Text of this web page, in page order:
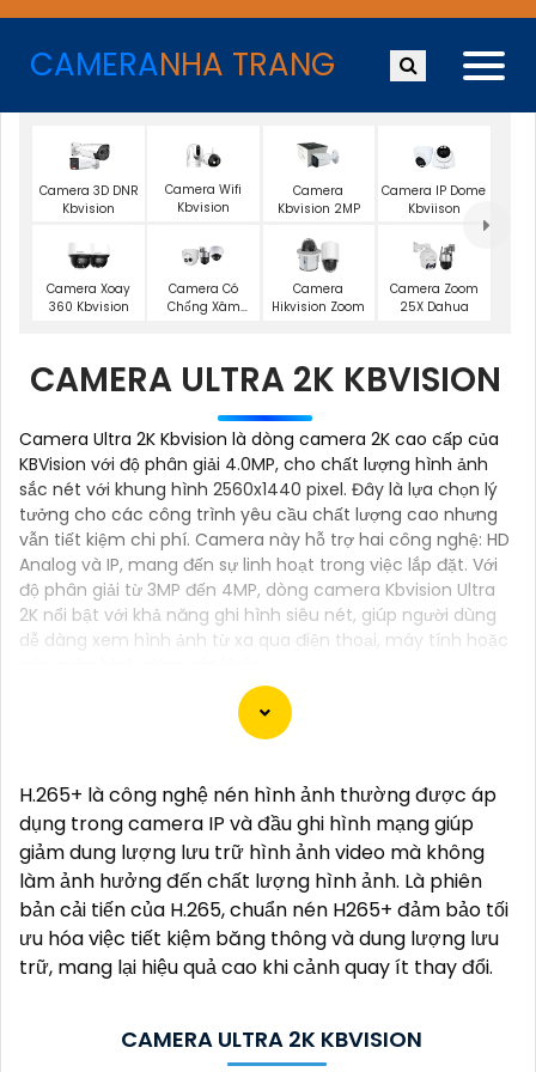
CAMERANHA TRANG
Camera 3D DNR
Kbvision
Camera Wifi
Kbvision
Camera
Kbvision 2MP
Camera IP Dome
Kbviison
Camera Xoay
360 Kbvision
Camera Có
Chống Xâm
Camera
Hikvision Zoom
Camera Zoom
25X Dahua
CAMERA ULTRA 2K KBVISION
Camera Ultra 2K Kbvision là dòng camera 2K cao cấp của
KBVision với độ phân giải 4.0MP, cho chất lượng hình ảnh
sắc nét với khung hình 2560x1440 pixel. Đây là lựa chọn lý
tưởng cho các công trình yêu cầu chất lượng cao nhưng
vẫn tiết kiệm chi phí. Camera này hỗ trợ hai công nghệ: HD
Analog và IP, mang đến sự linh hoạt trong việc lắp đặt. Với
độ phân giải từ 3MP đến 4MP, dòng camera Kbvision Ultra
2K nổi bật với khả năng ghi hình siêu nét, giúp người dùng
dễ dàng xem hình ảnh từ xa qua điện thoại, máy tính hoặc
Chào bạn, dưới đây là một số câu giới thiệu cho việc
mua Camera Kbvision với chiết khấu cao và giải
pháp phù hợp trong ngữ cảnh của một đại lý công
nghệ:
🛃1:"Chào anh/chị! Bạn đang tìm kiếm Camera
Kbvision với chiết khấu hấp dẫn? Hãy đến với chúng
tôi để nhận ưu đãi đặc biệt và được tư vấn về giải
và giải pháp phù hợp? Liên hệ ngay với chúng tôi để
H.265+ là công nghệ nén hình ảnh thường được áp
dụng trong camera IP và đầu ghi hình mạng giúp
giảm dung lượng lưu trữ hình ảnh video mà không
làm ảnh hưởng đến chất lượng hình ảnh. Là phiên
bản cải tiến của H.265, chuẩn nén H265+ đảm bảo tối
ưu hóa việc tiết kiệm băng thông và dung lượng lưu
trữ, mang lại hiệu quả cao khi cảnh quay ít thay đổi.
CAMERA ULTRA 2K KBVISION